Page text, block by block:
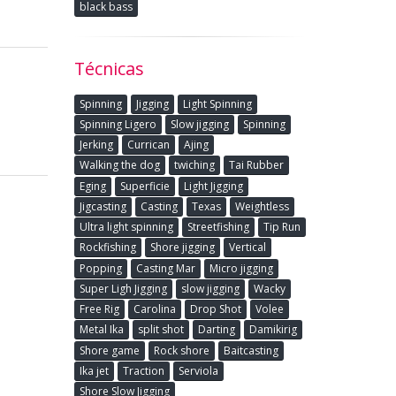
black bass
Técnicas
Spinning Jigging
Light Spinning
Spinning Ligero
Slow jigging
Spinning
Jerking
Currican
Ajing
Walking the dog
twiching
Tai Rubber
Eging
Superficie
Light Jigging
Jigcasting
Casting Texas
Weightless
Ultra light spinning
Streetfishing
Tip Run
Rockfishing
Shore jigging
Vertical
Popping
Casting Mar
Micro jigging
Super Ligh Jigging
slow jigging
Wacky
Free Rig
Carolina Drop Shot
Volee
Metal Ika
split shot Darting
Damikirig
Shore game
Rock shore
Baitcasting
Ika jet
Traction
Serviola
Shore Slow Jigging